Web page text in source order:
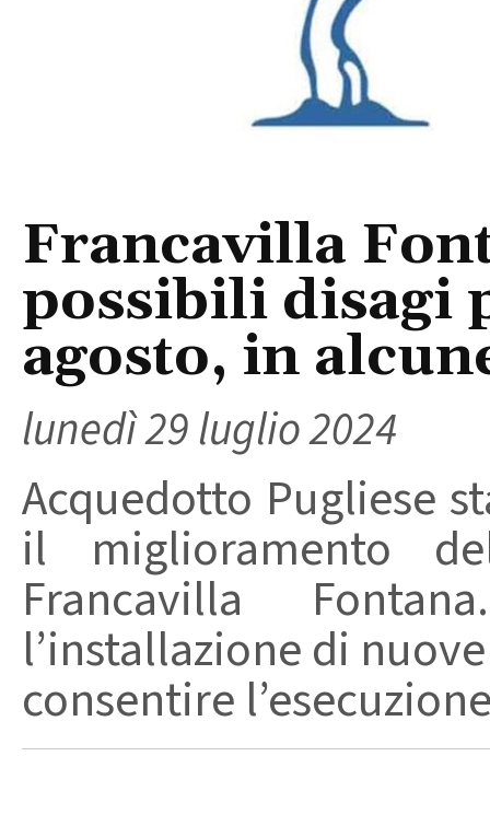
Francavilla
possibili disagi
agosto, in
lunedì 29 luglio 2024
Acquedotto Pugliese
il miglioramento
Francavilla
l’installazione di
consentire